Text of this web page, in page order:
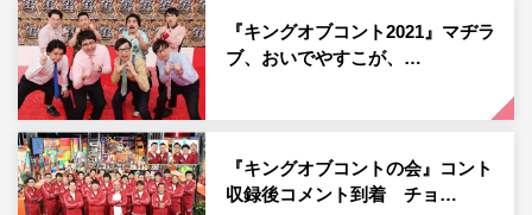
今年から即席ユニットでの参加が解禁となったことを受
け、元ラーメンズで俳優としても活躍している片桐仁がパ
ーソナリティを務めるTBSラジオ『エレ片のケツビ！』
（毎週（土）深1時）で、片桐が即席ユニットを組み『キ
ングオブコント』に挑戦する企画「KOC決勝への道」が
始動した。
『キングオブコント2021』マヂラ
ブ、おいでやすこが、…
『キングオブコントの会』コント
収録後コメント到着 チョ…